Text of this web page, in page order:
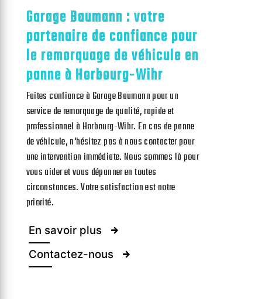
Garage Baumann : votre
partenaire de confiance pour
le remorquage de véhicule en
panne à Horbourg-Wihr
Faites confiance à Garage Baumann pour un
service de remorquage de qualité, rapide et
professionnel à Horbourg-Wihr. En cas de panne
de véhicule, n'hésitez pas à nous contacter pour
une intervention immédiate. Nous sommes là pour
vous aider et vous dépanner en toutes
circonstances. Votre satisfaction est notre
priorité.
En savoir plus
Contactez-nous